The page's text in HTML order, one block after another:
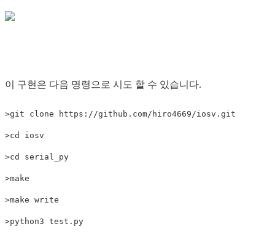
이 구현은 다음 명령으로 시도 할 수 있습니다.
>git clone https://github.com/hiro4669/iosv.git
>cd iosv
>cd serial_py
>make
>make write